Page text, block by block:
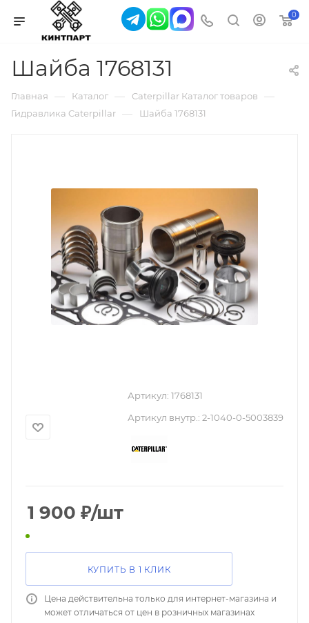
0
Шайба 1768131
Главная — Каталог — Caterpillar Каталог товаров —
Гидравлика Caterpillar — Шайба 1768131
Артикул: 1768131
Артикул внутр.: 2-1040-0-5003839
1 900 ₽/шт
КУПИТЬ В 1 КЛИК
Цена действительна только для интернет-магазина и
может отличаться от цен в розничных магазинах